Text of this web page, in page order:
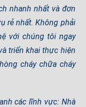
nhanh nhất và đơn
rẻ nhất. Không phải
với chúng tôi ngay
triển khai thực hiện
cháy chữa cháy
các lĩnh vực: Nhà